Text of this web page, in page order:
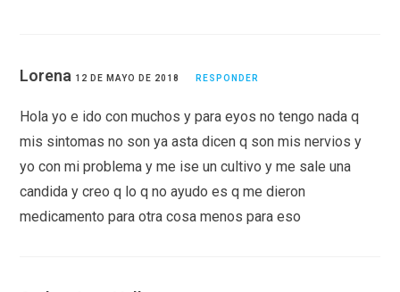
Lorena 12 DE MAYO DE 2018 RESPONDER
Hola yo e ido con muchos y para eyos no tengo nada q
mis sintomas no son ya asta dicen q son mis nervios y
yo con mi problema y me ise un cultivo y me sale una
candida y creo q lo q no ayudo es q me dieron
medicamento para otra cosa menos para eso